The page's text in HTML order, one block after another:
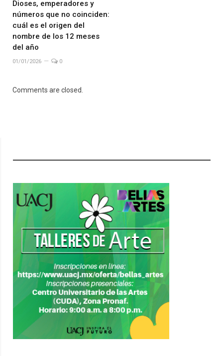
Dioses, emperadores y
números que no coinciden:
cuál es el origen del
nombre de los 12 meses
del año
01/01/2026 0
Comments are closed.